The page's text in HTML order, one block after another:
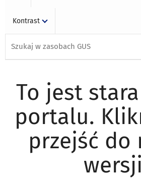
Kontrast
To jest
portalu.
przejść do
wersji